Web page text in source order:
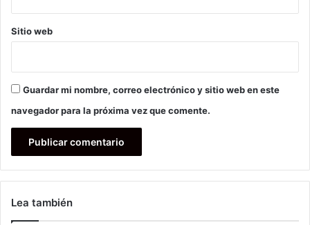
Sitio web
Guardar mi nombre, correo electrónico y sitio web en este
navegador para la próxima vez que comente.
Lea también